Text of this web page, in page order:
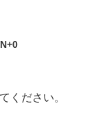
ください。